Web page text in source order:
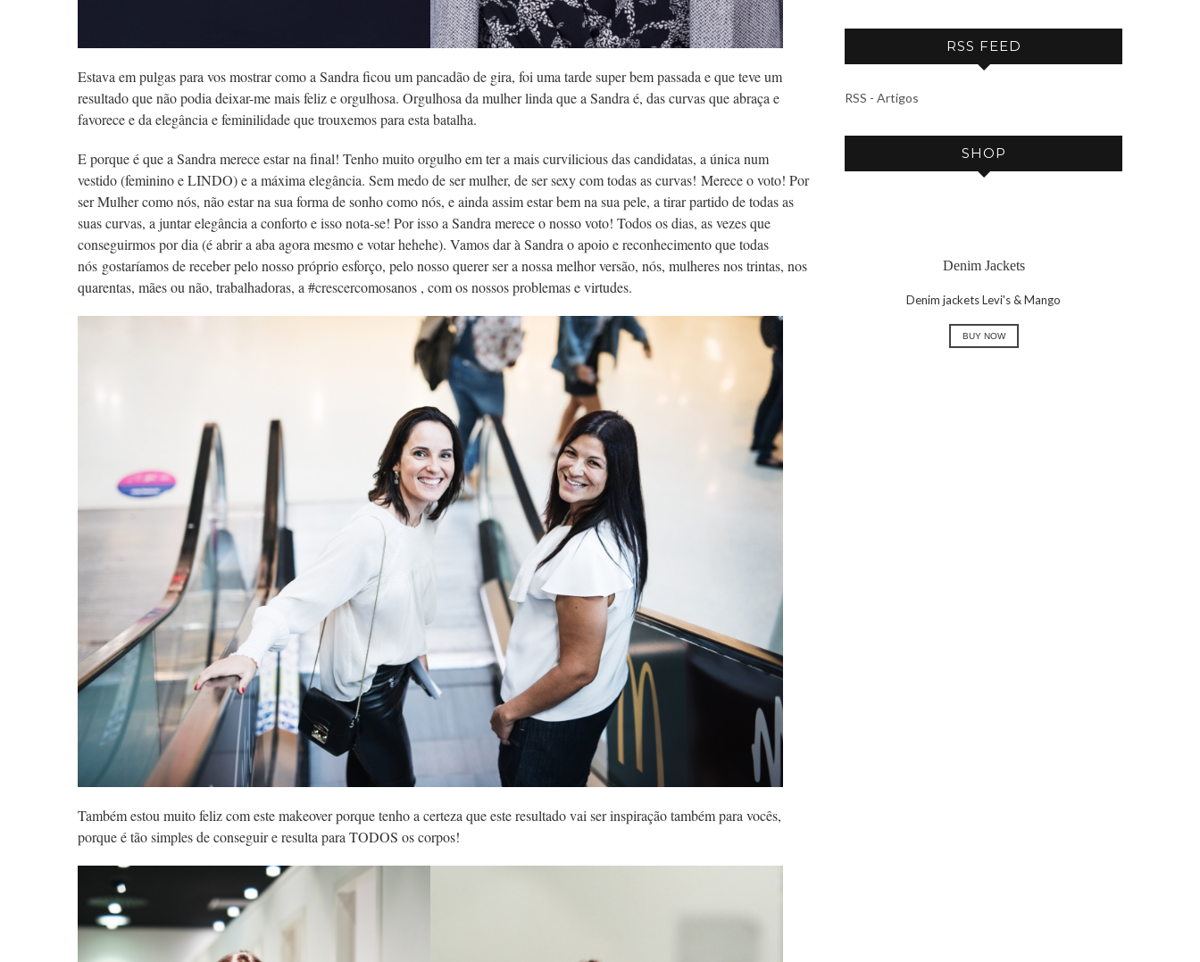
Estava em pulgas para vos mostrar como a Sandra ficou um pancadão de gira, foi uma tarde super bem passada e que teve um
resultado que não podia deixar-me mais feliz e orgulhosa. Orgulhosa da mulher linda que a Sandra é, das curvas que abraça e
favorece e da elegância e feminilidade que trouxemos para esta batalha.
E porque é que a Sandra merece estar na final! Tenho muito orgulho em ter a mais curvilicious das candidatas, a única num
vestido (feminino e LINDO) e a máxima elegância. Sem medo de ser mulher, de ser sexy com todas as curvas! Merece o voto! Por
ser Mulher como nós, não estar na sua forma de sonho como nós, e ainda assim estar bem na sua pele, a tirar partido de todas as
suas curvas, a juntar elegância a conforto e isso nota-se! Por isso a Sandra merece o nosso voto! Todos os dias, as vezes que
conseguirmos por dia (é abrir a aba agora mesmo e votar hehehe). Vamos dar à Sandra o apoio e reconhecimento que todas
nós gostaríamos de receber pelo nosso próprio esforço, pelo nosso querer ser a nossa melhor versão, nós, mulheres nos trintas, nos
quarentas, mães ou não, trabalhadoras, a #crescercomosanos , com os nossos problemas e virtudes.
Também estou muito feliz com este makeover porque tenho a certeza que este resultado vai ser inspiração também para vocês,
porque é tão simples de conseguir e resulta para TODOS os corpos!
V
RSS FEED
RSS - Artigos
SHOP
Denim Jackets
Denim jackets Levi's & Mango
BUY NOW